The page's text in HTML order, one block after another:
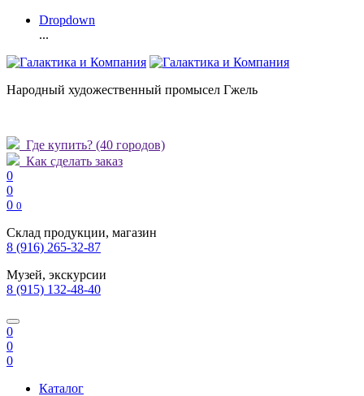
Dropdown
...
Народный художественный промысел Гжель
Где купить? (40 городов)
Как сделать заказ
0
0
0 0
Склад продукции, магазин
8 (916) 265-32-87
Музей, экскурсии
8 (915) 132-48-40
0
0
0
Каталог